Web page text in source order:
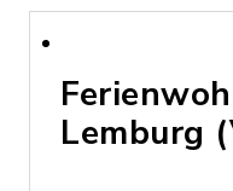
Lemburg